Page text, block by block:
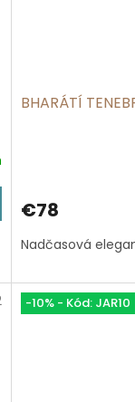
BHARÁTÍ
€78
Nadčasová
-10% - Kód: JAR10